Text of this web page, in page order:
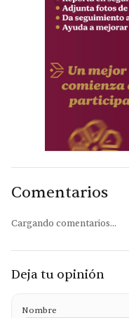
Comentarios
Cargando comentarios...
Deja tu opinión
Nombre